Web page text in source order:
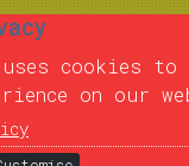
cookies to
on our